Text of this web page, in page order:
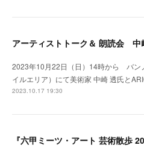
2023年10月22日（日）14時から バン
イルエリア）にて美術家 中崎 透氏と
2023.10.17 19:30